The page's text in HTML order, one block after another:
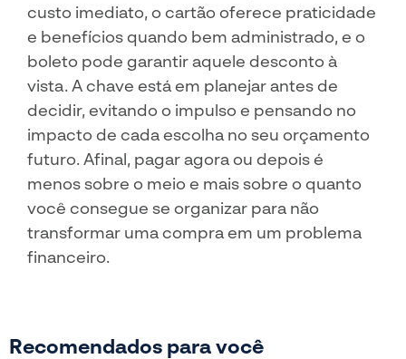
custo imediato, o cartão oferece praticidade
e benefícios quando bem administrado, e o
boleto pode garantir aquele desconto à
vista. A chave está em planejar antes de
decidir, evitando o impulso e pensando no
impacto de cada escolha no seu orçamento
futuro. Afinal, pagar agora ou depois é
menos sobre o meio e mais sobre o quanto
você consegue se organizar para não
transformar uma compra em um problema
financeiro.
Recomendados para você